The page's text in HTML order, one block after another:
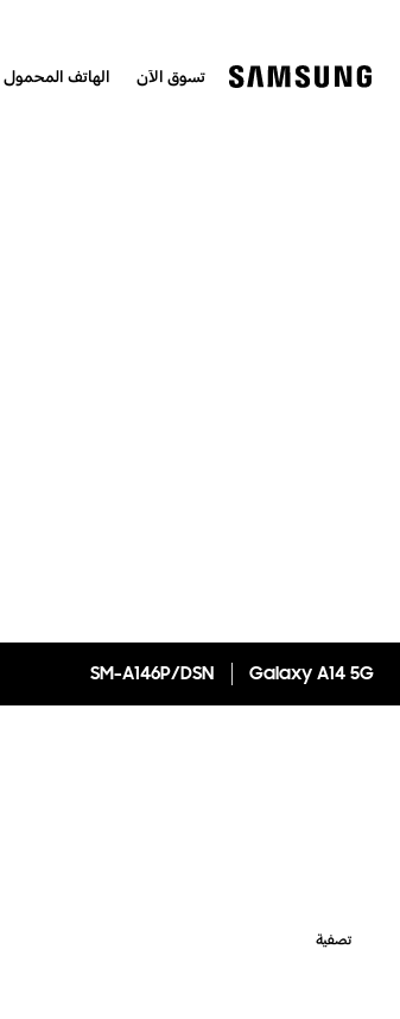
تسوق الآن الهاتف المحمول
Galaxy A14 5G
SM-A146P/DSN
تصفية